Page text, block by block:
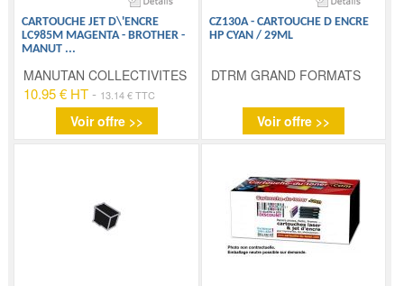
CARTOUCHE JET D\'ENCRE
LC985M MAGENTA - BROTHER -
MANUT ...
MANUTAN COLLECTIVITES
10.95 € HT - 13.14 € TTC
Voir offre >>
CZ130A - CARTOUCHE D ENCRE
HP CYAN / 29ML
DTRM GRAND FORMATS
Voir offre >>